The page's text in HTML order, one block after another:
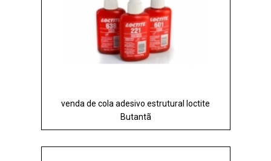
venda de cola adesivo estrutural loctite
Butantã